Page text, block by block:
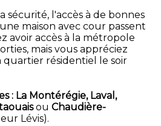
sécurité, l'accès à de bonnes
maison avec cour passent
avoir accès à la métropole
mais vous appréciez
résidentiel le soir
: La Montérégie, Laval,
ou Chaudière-
Lévis).